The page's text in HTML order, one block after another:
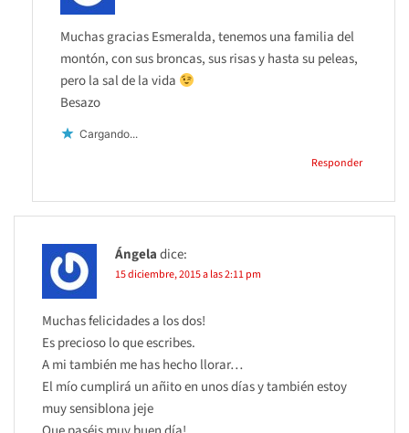
Muchas gracias Esmeralda, tenemos una familia del
montón, con sus broncas, sus risas y hasta su peleas,
pero la sal de la vida
Besazo
Cargando...
Responder
Ángeladice:
15 diciembre, 2015 a las 2:11 pm
Muchas felicidades a los dos!
Es precioso lo que escribes.
A mi también me has hecho llorar…
El mío cumplirá un añito en unos días y también estoy
muy sensiblona jeje